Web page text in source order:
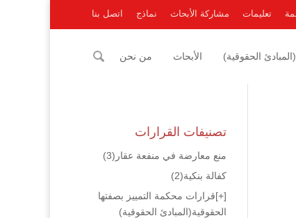
تعليمات مشاركة الأبحاث نماذج اتصل بنا
الحقوقية) الأبحاث من نحن
تصنيفات القرارات
منع معارضة في منفعة عقار (3)
كفالة بنكية(2)
[+]قرارات محكمة التمييز بصفتها
الحقوقية(المبادئ الحقوقية)